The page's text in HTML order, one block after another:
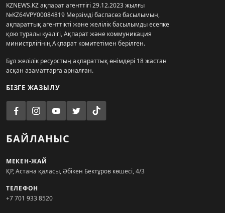
KZNEWS.KZ ақпарат агенттігі 29.12.2023 жылғы
№KZ64VPY00084819 Мерзімді баспасөз басылымын,
ақпараттық агенттікті және желілік басылымды есепке
қою туралы куәлігі, Ақпарат және коммуникация
министрлігінің Ақпарат комитетімен берілген.
Бұл желілік ресурстың ақпараттық өнімдері 18 жастан
асқан азаматтарға арналған.
БІЗГЕ ЖАЗЫЛУ
БАЙЛАНЫС
МЕКЕН-ЖАЙ
ҚР, Астана қаласы, Әбікен Бектұров көшесі, 4/3
ТЕЛЕФОН
+7 701 933 8520